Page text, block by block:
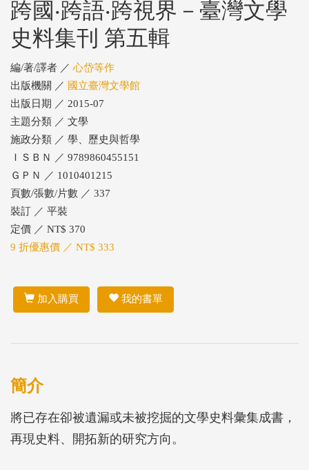
跨國‧跨語‧跨視界－臺灣文學
史料集刊 第五輯
編/著/譯者 ／ 心岱等作
出版機關 ／ 國立臺灣文學館
出版日期 ／ 2015-07
主題分類 ／ 文學
施政分類 ／ 學、歷史與哲學
ＩＳＢＮ ／ 9789860455151
ＧＰＮ ／ 1010401215
頁數/張數/片數 ／ 337
裝訂 ／ 平裝
定價 ／ NT$ 370
9 折優惠價 ／ NT$ 333
加入購買 我的書單
簡介
將已存在卻被遺漏或未被挖掘的文學史料彙集成書，
再現史料、開拓新的研究方向。